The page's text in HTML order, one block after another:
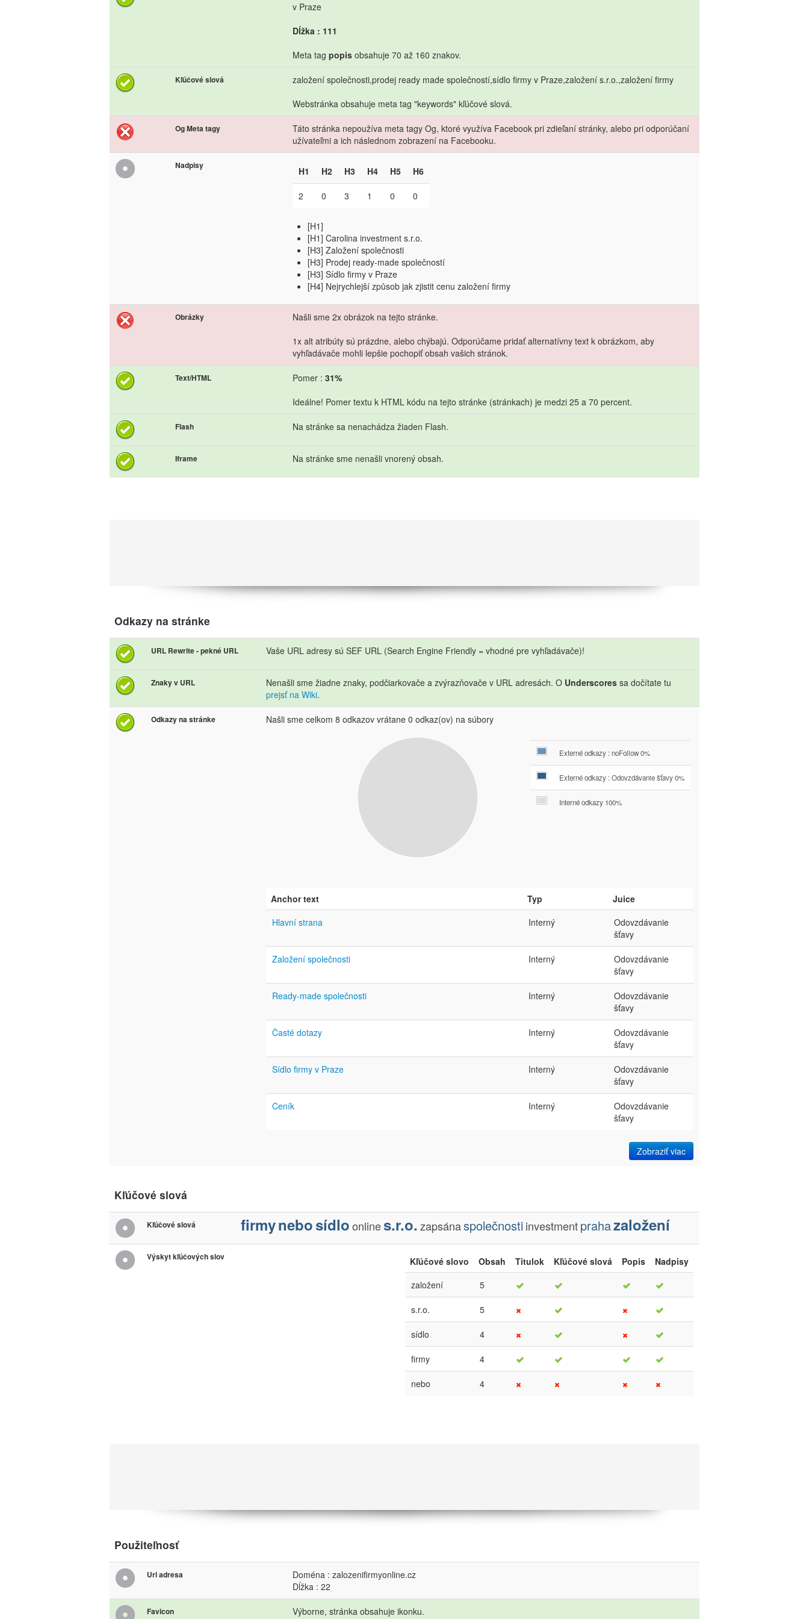
v Praze
Dĺžka : 111
Meta tag popis obsahuje 70 až 160 znakov.
Kľúčové slová
založení společnosti,prodej ready made společností,sídlo firmy v Praze,založení s.r.o.,založení firmy
Webstránka obsahuje meta tag "keywords" kľúčové slová.
Og Meta tagy
Táto stránka nepoužíva meta tagy Og, ktoré využíva Facebook pri zdieľaní stránky, alebo pri odporúčaní
užívateľmi a ich následnom zobrazení na Facebooku.
Nadpisy H1 H2 H3 H4 H5 H6
2 0 3 1 0 0
[H1]
[H1] Carolina investment s.r.o.
[H3] Založení společnosti
[H3] Prodej ready-made společností
[H3] Sídlo firmy v Praze
[H4] Nejrychlejší způsob jak zjistit cenu založení firmy
Obrázky
Našli sme 2x obrázok na tejto stránke.
1x alt atribúty sú prázdne, alebo chýbajú. Odporúčame pridať alternatívny text k obrázkom, aby
vyhľadávače mohli lepšie pochopiť obsah vašich stránok.
Text/HTML Pomer : 31%
Ideálne! Pomer textu k HTML kódu na tejto stránke (stránkach) je medzi 25 a 70 percent.
Flash Na stránke sa nenachádza žiaden Flash.
Iframe Na stránke sme nenašli vnorený obsah.
Odkazy na stránke
URL Rewrite - pekné URL Vaše URL adresy sú SEF URL (Search Engine Friendly = vhodné pre vyhľadávače)!
Znaky v URL Nenašli sme žiadne znaky, podčiarkovače a zvýrazňovače v URL adresách. O Underscores sa dočítate tu
prejsť na Wiki.
Odkazy na stránke Našli sme celkom 8 odkazov vrátane 0 odkaz(ov) na súbory
Externé odkazy : noFollow 0%
Externé odkazy : Odovzdávanie šťavy 0%
Interné odkazy 100%
Anchor text Typ
Juice
Hlavní strana
Interný
Odovzdávanie
šťavy
Založení společnosti Interný
Odovzdávanie
šťavy
Ready-made společnosti Interný
Odovzdávanie
šťavy
Časté dotazy Interný
Odovzdávanie
šťavy
Sídlo firmy v Praze Interný
Odovzdávanie
šťavy
Ceník Interný
Odovzdávanie
šťavy
Zobraziť viac
Kľúčové slová
Kľúčové slová firmynebosídloonlines.r.o.zapsánaspolečnostiinvestmentprahazaložení
Výskyt kľúčových slov Kľúčové slovo Obsah Titulok Kľúčové slová Popis
Nadpisy
založení
5
s.r.o. 5
sídlo 4
firmy 4
nebo 4
Použiteľnosť
Url adresa
Doména : zalozenifirmyonline.cz
Dĺžka : 22
Favicon Výborne, stránka obsahuje ikonku.